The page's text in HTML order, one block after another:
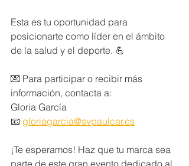
Esta es tu oportunidad para
posicionarte como líder en el ámbito
de la salud y el deporte. 💪
💌 Para participar o recibir más
información, contacta a:
Gloria García
📧 gloriagarcia@svpaulcar.es
¡Te esperamos! Haz que tu marca sea
parte de este gran evento dedicado al